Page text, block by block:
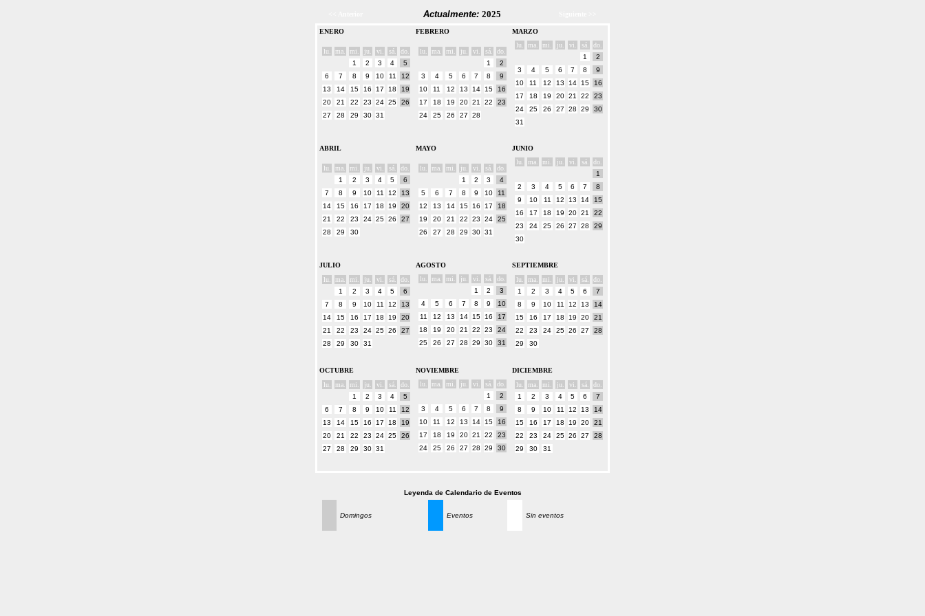
Actualmente: 2025
ENERO FEBRERO MARZO
lu. ma. mi. ju. vi. sá.
do.
1
2 3 4
5
6
7 8 9 10 11
12
13
14 15 16 17 18
19
20
21 22 23 24 25
26
27
28 29 30 31
lu. ma. mi. ju. vi. sá.
do.
1
2
3
4 5 6 7 8
9
10
11 12 13 14 15
16
17
18 19 20 21 22
23
24
25 26 27 28
lu. ma. mi. ju. vi. sá.
do.
1
2
3
4 5 6 7 8
9
10
11 12 13 14 15
16
17
18 19 20 21 22
23
24
25 26 27 28 29
30
31
ABRIL MAYO JUNIO
lu. ma. mi. ju. vi. sá.
do.
1
2 3 4 5
6
7
8 9 10 11 12
13
14
15 16 17 18 19
20
21
22 23 24 25 26
27
28
29 30
lu. ma. mi. ju. vi. sá.
do.
1
2 3
4
5
6 7 8 9 10
11
12
13 14 15 16 17
18
19
20 21 22 23 24
25
26
27 28 29 30 31
lu. ma. mi. ju. vi. sá.
do.
1
2
3 4 5 6 7
8
9
10 11 12 13 14
15
16
17 18 19 20 21
22
23
24 25 26 27 28
29
30
JULIO AGOSTO
SEPTIEMBRE
lu.
ma. mi. ju. vi. sá.
do.
1
2 3 4 5
6
7
8 9 10 11 12
13
14
15 16 17 18 19
20
21
22 23 24 25 26
27
28
29 30 31
lu. ma. mi. ju. vi. sá.
do.
1
2
3
4
5 6 7 8 9
10
11
12 13 14 15 16
17
18
19 20 21 22 23
24
25
26 27 28 29 30 31
lu. ma. mi. ju. vi. sá.
do.
1
2 3 4 5 6
7
8
9 10 11 12 13
14
15
16 17 18 19 20
21
22
23 24 25 26 27
28
29
30
OCTUBRE NOVIEMBRE
DICIEMBRE
lu.
ma. mi. ju. vi. sá.
do.
1
2 3 4
5
6
7 8 9 10 11
12
13
14 15 16 17 18
19
20
21 22 23 24 25
26
27
28 29 30 31
lu. ma. mi. ju. vi. sá.
do.
1
2
3
4 5 6 7 8
9
10
11 12 13 14 15
16
17
18 19 20 21 22
23
24
25 26 27 28 29 30
lu. ma. mi. ju. vi. sá.
do.
1
2 3 4 5 6
7
8
9 10 11 12 13
14
15
16 17 18 19 20
21
22
23 24 25 26 27
28
29
30 31
Leyenda de Calendario de Eventos
Domingos Eventos Sin eventos